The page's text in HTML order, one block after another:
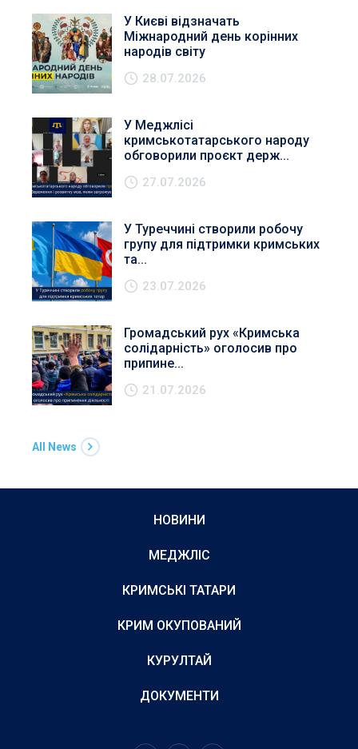
У Києві відзначать
Міжнародний день корінних
народів світу
28.07.2026
У Меджлісі
кримськотатарського народу
обговорили проєкт держ...
27.07.2026
У Туреччині створили робочу
групу для підтримки кримських
та...
23.07.2026
Громадський рух «Кримська
солідарність» оголосив про
припине...
21.07.2026
All News
НОВИНИ
МЕДЖЛІС
КРИМСЬКІ ТАТАРИ
КРИМ ОКУПОВАНИЙ
КУРУЛТАЙ
ДОКУМЕНТИ